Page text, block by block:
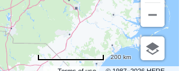
200 km